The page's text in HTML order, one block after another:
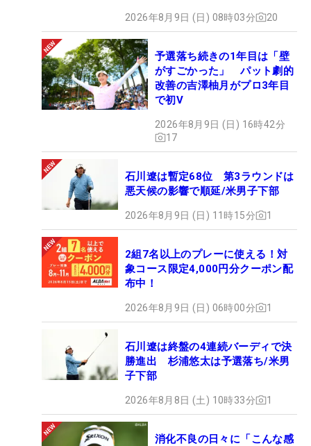
2026年8月9日 (日) 08時03分 20
予選落ち続きの1年目は「壁
がすごかった」 パット劇的
改善の吉澤柚月がプロ3年目
で初V
2026年8月9日 (日) 16時42分
17
石川遼は暫定68位 第3ラウンドは
悪天候の影響で順延/米男子下部
2026年8月9日 (日) 11時15分 1
2組7名以上のプレーに使える！対
象コース限定4,000円分クーポン配
布中！
2026年8月9日 (日) 06時00分 1
石川遼は終盤の4連続バーディで決
勝進出 杉浦悠太は予選落ち/米男
子下部
2026年8月8日 (土) 10時33分 1
消化不良の日々に「こんな感